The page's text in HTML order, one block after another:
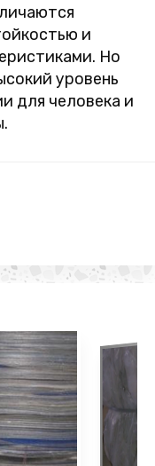
и
Но
уровень
для человека и